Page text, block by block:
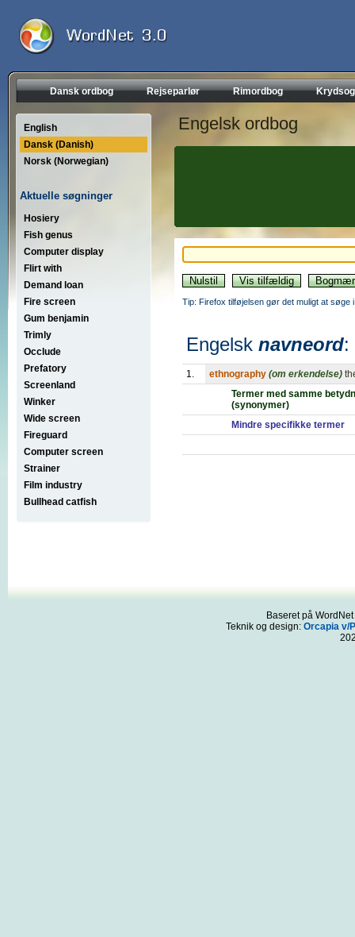
Dansk ordbog Rejseparlør Rimordbog
English
Dansk (Danish)
Norsk (Norwegian)
Aktuelle søgninger
Hosiery
Fish genus
Computer display
Flirt with
Demand loan
Fire screen
Gum benjamin
Trimly
Occlude
Prefatory
Screenland
Winker
Wide screen
Fireguard
Computer screen
Strainer
Film industry
Bullhead catfish
Engelsk ordbog
Tip: Firefox tilføjelsen gør det muligt at søge
Engelsk navneord:
1. ethnography (om erkendelse)
Termer med samme
(synonymer)
Mindre specifikke termer
Baseret på
Teknik og design: Orcapia v/